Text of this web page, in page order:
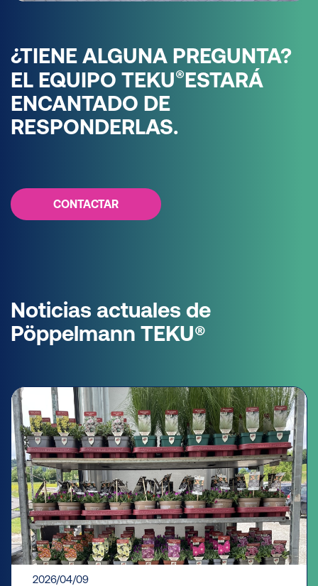
¿TIENE ALGUNA PREGUNTA?
EL EQUIPO TEKU®ESTARÁ
ENCANTADO DE
RESPONDERLAS.
CONTACTAR
Noticias actuales de
Pöppelmann TEKU®
2026/04/09